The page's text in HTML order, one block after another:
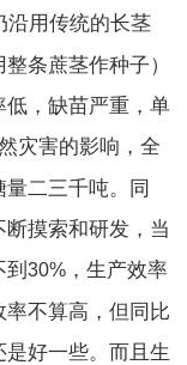
沿用传统的长茎
条蔗茎作种子）
，缺苗严重，单
灾害的影响，全
二三千吨。同
摸索和研发，当
到30%，生产效率
不算高，但同比
好一些。而且生